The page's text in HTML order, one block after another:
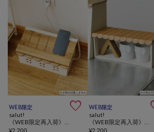
WEB限定 
salut!
¥2,200
WEB限定
salut!
¥2,200